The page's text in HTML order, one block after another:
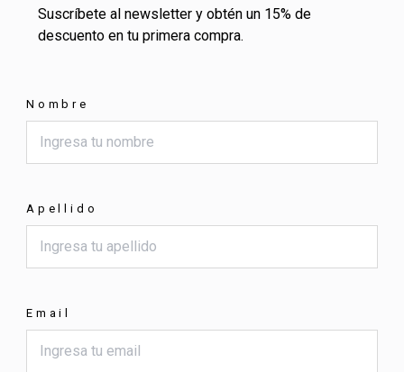
Suscríbete al newsletter y obtén un 15% de
descuento en tu primera compra.
Nombre
Apellido
Email